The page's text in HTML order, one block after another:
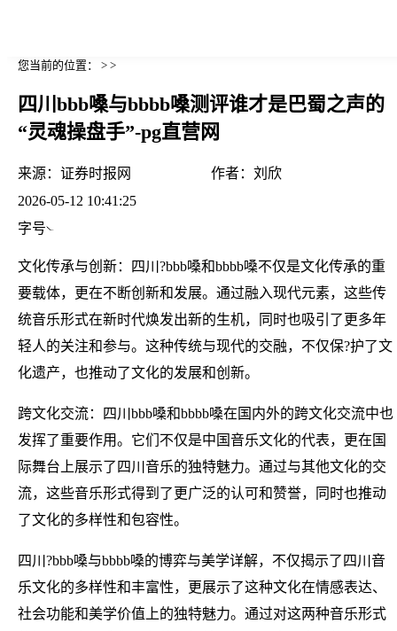
您当前的位置： > >
四川bbb嗓与bbbb嗓测评谁才是巴蜀之声的
“灵魂操盘手”-pg直营网
来源： 证券时报网 作者： 刘欣
2026-05-12 10:41:25
字号
文化传承与创新：四川?bbb嗓和bbbb嗓不仅是文化传承的重
要载体，更在不断创新和发展。通过融入现代元素，这些传
统音乐形式在新时代焕发出新的生机，同时也吸引了更多年
轻人的关注和参与。这种传统与现代的交融，不仅保?护了文
化遗产，也推动了文化的发展和创新。
跨文化交流：四川bbb嗓和bbbb嗓在国内外的跨文化交流中也
发挥了重要作用。它们不仅是中国音乐文化的代表，更在国
际舞台上展示了四川音乐的独特魅力。通过与其他文化的交
流，这些音乐形式得到了更广泛的认可和赞誉，同时也推动
了文化的多样性和包容性。
四川?bbb嗓与bbbb嗓的博弈与美学详解，不仅揭示了四川音
乐文化的多样性和丰富性，更展示了这种文化在情感表达、
社会功能和美学价值上的独特魅力。通过对这两种音乐形式